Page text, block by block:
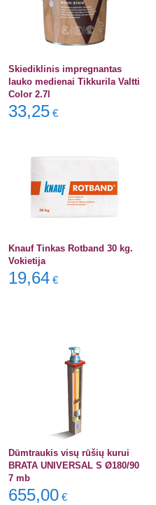
Skiediklinis impregnantas
lauko medienai Tikkurila Valtti
Color 2.7l
33,25 €
Knauf Tinkas Rotband 30 kg.
Vokietija
19,64 €
Dūmtraukis visų rūšių kurui
BRATA UNIVERSAL S Ø180/90
7 mb
655,00 €